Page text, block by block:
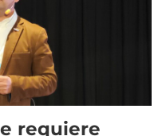
requiere